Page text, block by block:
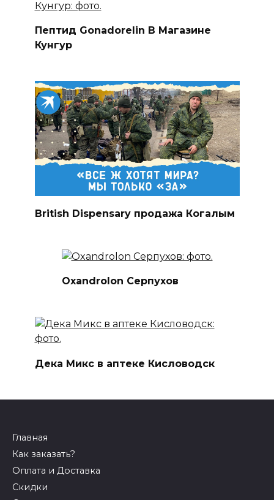
Пептид Gonadorelin В Магазине
Кунгур
British Dispensary продажа Когалым
Oxandrolon Серпухов
Дека Микс в аптеке Кисловодск
Главная
Как заказать?
Оплата и Доставка
Скидки